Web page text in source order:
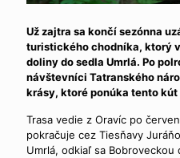
Už zajtra sa končí sezónna
turistického chodníka, ktorý
doliny do sedla Umrlá. Po
návštevníci Tatranského
krásy, ktoré ponúka tento kút
Trasa vedie z Oravíc po
pokračuje cez Tiesňavy
Umrlá, odkiaľ sa